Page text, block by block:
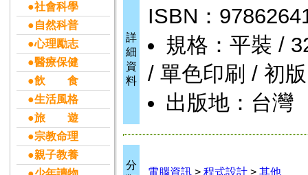
●社會科學
●自然科普
●心理勵志
●醫療保健
●飲 食
●生活風格
●旅 遊
●宗教命理
●親子教養
詳
細
資
料
ISBN：
規格：平裝 /
/ 單色印刷 / 初版
出版地：台灣
分
電腦資訊 > 程式設計 > 其他